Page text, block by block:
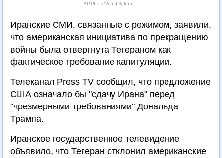
AP Photo/Vahid Salemi
Иранские СМИ, связанные с режимом, заявили,
что американская инициатива по прекращению
войны была отвергнута Тегераном как
фактическое требование капитуляции.
Телеканал Press TV сообщил, что предложение
США означало бы "сдачу Ирана" перед
"чрезмерными требованиями" Дональда
Трампа.
Иранское государственное телевидение
объявило, что Тегеран отклонил американские